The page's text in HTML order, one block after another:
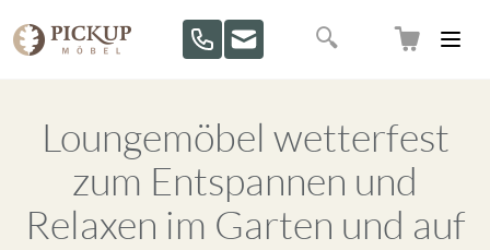
Suche
Loungemöbel wetterfest
zum Entspannen und
Relaxen im Garten und auf